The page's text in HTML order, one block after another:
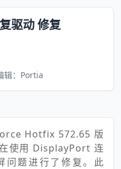
驱动 修复
辑：Portia
Hotfix 572.65 版
使用 DisplayPort 连
问题进行了修复。此